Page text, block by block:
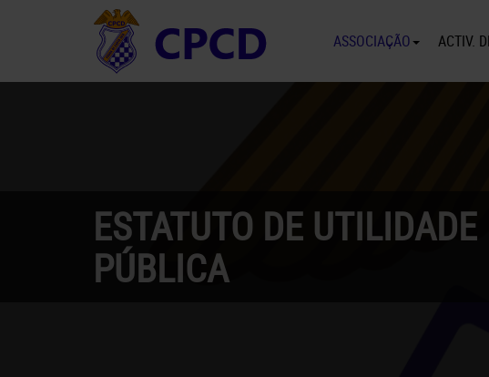
ASSOCIAÇÃO ACTIV.
ESTATUTO DE UTILIDADE
PÚBLICA